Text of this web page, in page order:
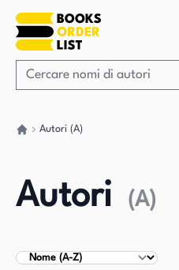
Autori (A)
Autori (A)
Ordina autori